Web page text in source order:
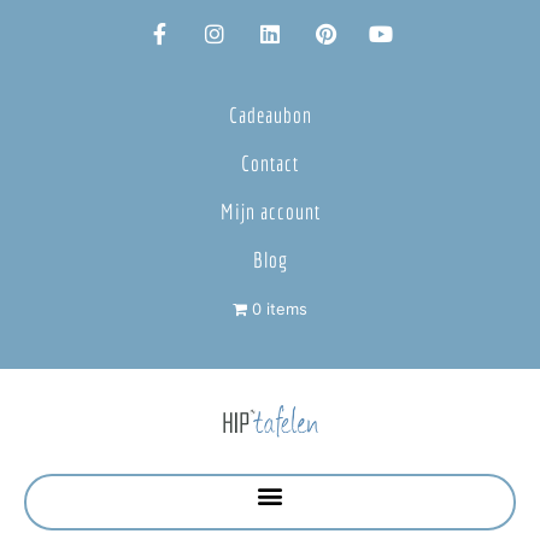
Cadeaubon
Contact
Mijn account
Blog
0 items